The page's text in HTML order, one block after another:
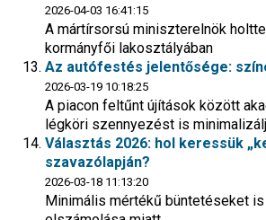
2026-04-03 16:41:15
A mártírsorsú miniszterelnök
kormányfői lakosztályában
Az autófestés jelentősége:
2026-03-19 10:18:25
A piacon feltűnt újítások között
légköri szennyezést is
Választás 2026: hol keressük
szavazólapján?
2026-03-18 11:13:20
Minimális mértékű büntetéseket